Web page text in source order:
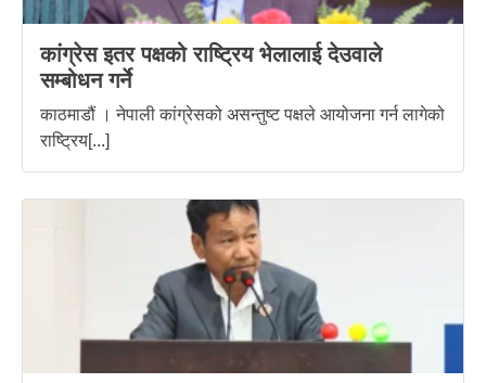
कांग्रेस इतर पक्षको राष्ट्रिय भेलालाई देउवाले
सम्बोधन गर्ने
काठमाडौं । नेपाली कांग्रेसको असन्तुष्ट पक्षले आयोजना गर्न लागेको
राष्ट्रिय[...]